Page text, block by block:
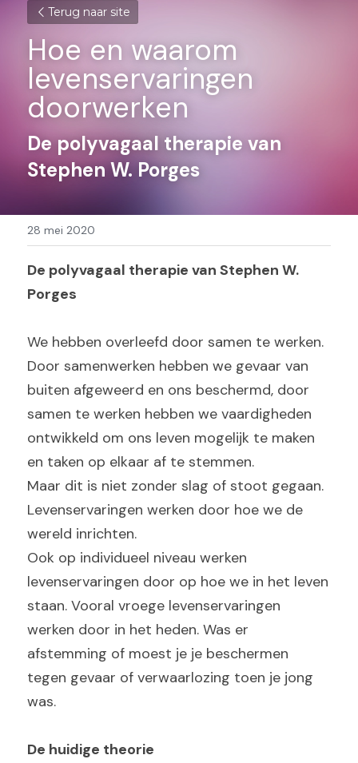
Terug naar site
Hoe en waarom
levenservaringen
doorwerken
De polyvagaal therapie van
Stephen W. Porges
28 mei 2020
De polyvagaal therapie van Stephen W.
Porges
We hebben overleefd door samen te werken.
Door samenwerken hebben we gevaar van
buiten afgeweerd en ons beschermd, door
samen te werken hebben we vaardigheden
ontwikkeld om ons leven mogelijk te maken
en taken op elkaar af te stemmen.
Maar dit is niet zonder slag of stoot gegaan.
Levenservaringen werken door hoe we de
wereld inrichten.
Ook op individueel niveau werken
levenservaringen door op hoe we in het leven
staan. Vooral vroege levenservaringen
werken door in het heden. Was er
afstemming of moest je je beschermen
tegen gevaar of verwaarlozing toen je jong
was.
De huidige theorie